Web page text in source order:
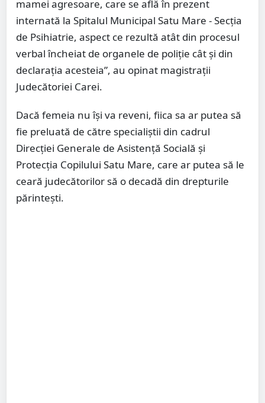
mamei agresoare, care se află în prezent
internată la Spitalul Municipal Satu Mare - Secţia
de Psihiatrie, aspect ce rezultă atât din procesul
verbal încheiat de organele de poliţie cât şi din
declaraţia acesteia”, au opinat magistrații
Judecătoriei Carei.
Dacă femeia nu își va reveni, fiica sa ar putea să
fie preluată de către specialiștii din cadrul
Direcției Generale de Asistență Socială și
Protecția Copilului Satu Mare, care ar putea să le
ceară judecătorilor să o decadă din drepturile
părintești.